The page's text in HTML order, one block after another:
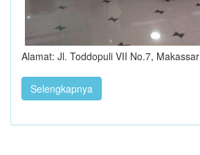
Alamat: Jl. Toddopuli VII No.7, Makassar
Selengkapnya